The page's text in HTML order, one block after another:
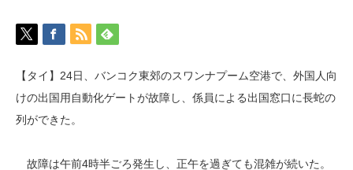
【タイ】24日、バンコク東郊のスワンナプーム空港で、外国人向
けの出国用自動化ゲートが故障し、係員による出国窓口に長蛇の
列ができた。
故障は午前4時半ごろ発生し、正午を過ぎても混雑が続いた。